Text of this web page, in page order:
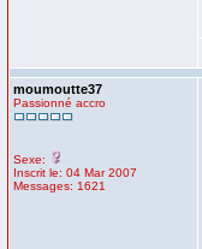
moumoutte37
Passionné accro
Sexe:
Inscrit le: 04 Mar 2007
Messages: 1621